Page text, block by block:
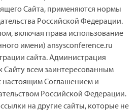
Сайта, применяются нормы
Российской Федерации.
включая права использование
имени) ansysconference.ru
сайта. Администрация
Сайту всем заинтересованным
настоящим Соглашением и
Российской Федерации.
на другие сайты, которые не